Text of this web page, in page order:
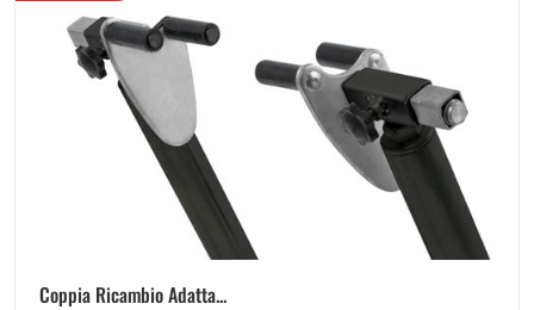
Coppia Ricambio Adatta...